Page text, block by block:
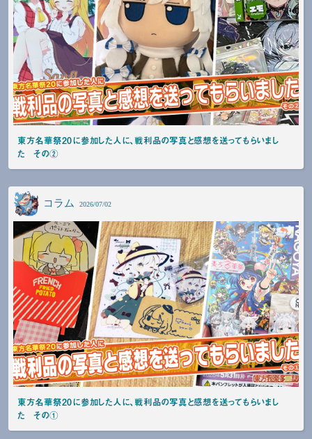
東方名華祭20に参加した人に、戦利品の写真と感想を送ってもらいまし
た その②
コラム 2026/07/02
東方名華祭20に参加した人に、戦利品の写真と感想を送ってもらいまし
た その①